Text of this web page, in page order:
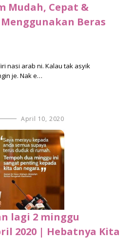
Mudah, Cepat &
Beras
nasi arab ni. Kalau tak asyik
je. Nak e…
April 10, 2020
lagi 2 minggu
2020 | Hebatnya Kita